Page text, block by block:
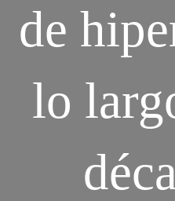
de
lo